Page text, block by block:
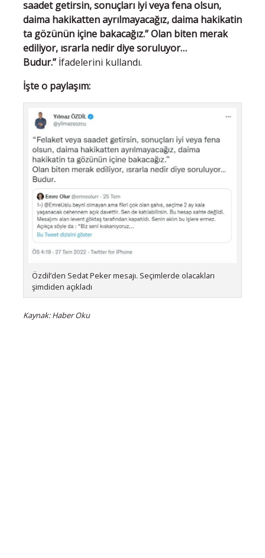
saadet getirsin, sonuçları iyi veya fena olsun,
daima hakikatten ayrılmayacağız, daima hakikatin
ta gözünün içine bakacağız.” Olan biten merak
ediliyor, ısrarla nedir diye soruluyor…
Budur.” İfadelerini kullandı.
İşte o paylaşım:
Özdil’den Sedat Peker mesajı. Seçimlerde olacakları
şimdiden açıkladı
Kaynak: Haber Oku